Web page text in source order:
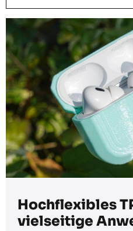
Hochflexibles
vielseitige